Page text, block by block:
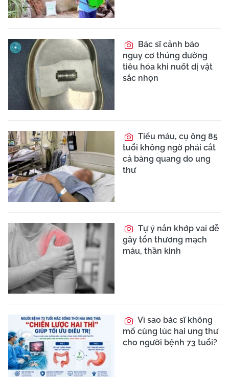
Bác sĩ cảnh báo
nguy cơ thủng đường
tiêu hóa khi nuốt dị vật
sắc nhọn
Tiểu máu, cụ ông 85
tuổi không ngờ phải cắt
cả bàng quang do ung
thư
Tự ý nắn khớp vai dễ
gây tổn thương mạch
máu, thần kinh
Vì sao bác sĩ không
mổ cùng lúc hai ung thư
cho người bệnh 73 tuổi?